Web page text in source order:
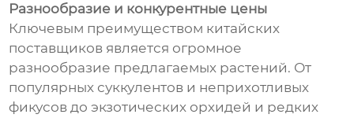
Разнообразие и конкурентные цены
Ключевым преимуществом китайских
поставщиков является огромное
разнообразие предлагаемых растений. От
популярных суккулентов и неприхотливых
фикусов до экзотических орхидей и редких